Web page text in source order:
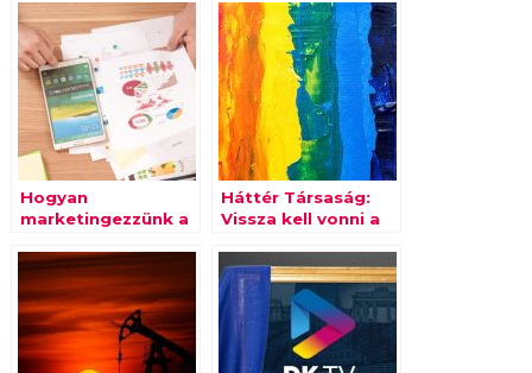
Hogyan
marketingezzünk a
idején?
Háttér Társaság:
Vissza kell vonni a